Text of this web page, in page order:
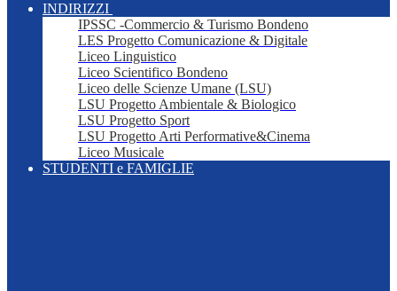
INDIRIZZI
IPSSC -Commercio & Turismo Bondeno
LES Progetto Comunicazione & Digitale
Liceo Linguistico
Liceo Scientifico Bondeno
Liceo delle Scienze Umane (LSU)
LSU Progetto Ambientale & Biologico
LSU Progetto Sport
LSU Progetto Arti Performative&Cinema
Liceo Musicale
STUDENTI e FAMIGLIE